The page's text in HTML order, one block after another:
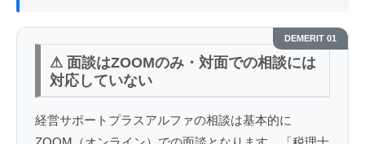
DEMERIT 01
⚠ 面談はZOOMのみ・対面での相談には
対応していない
経営サポートプラスアルファの相談は基本的に